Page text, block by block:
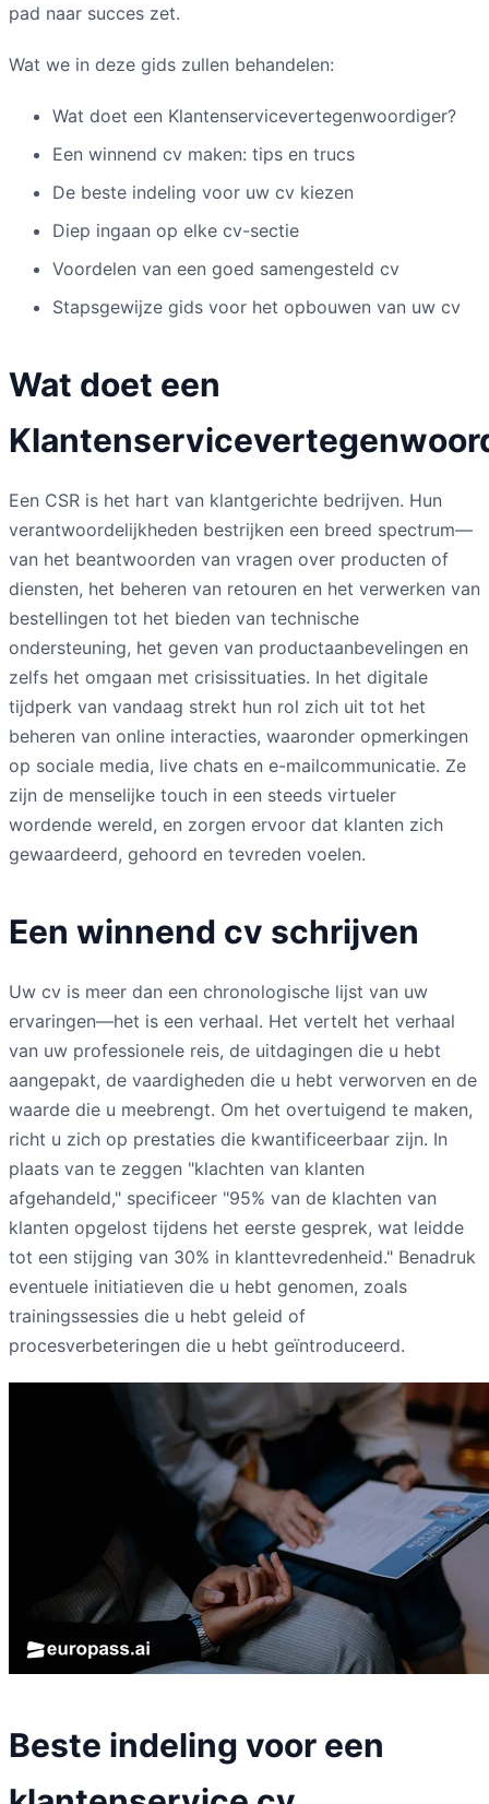
pad naar succes zet.
Wat we in deze gids zullen behandelen:
Wat doet een Klantenservicevertegenwoordiger?
Een winnend cv maken: tips en trucs
De beste indeling voor uw cv kiezen
Diep ingaan op elke cv-sectie
Voordelen van een goed samengesteld cv
Stapsgewijze gids voor het opbouwen van uw cv
Wat doet een
Een CSR is het hart van klantgerichte bedrijven. Hun
verantwoordelijkheden bestrijken een breed spectrum—
van het beantwoorden van vragen over producten of
diensten, het beheren van retouren en het verwerken van
bestellingen tot het bieden van technische
ondersteuning, het geven van productaanbevelingen en
zelfs het omgaan met crisissituaties. In het digitale
tijdperk van vandaag strekt hun rol zich uit tot het
beheren van online interacties, waaronder opmerkingen
op sociale media, live chats en e-mailcommunicatie. Ze
zijn de menselijke touch in een steeds virtueler
wordende wereld, en zorgen ervoor dat klanten zich
gewaardeerd, gehoord en tevreden voelen.
Een winnend cv schrijven
Uw cv is meer dan een chronologische lijst van uw
ervaringen—het is een verhaal. Het vertelt het verhaal
van uw professionele reis, de uitdagingen die u hebt
aangepakt, de vaardigheden die u hebt verworven en de
waarde die u meebrengt. Om het overtuigend te maken,
richt u zich op prestaties die kwantificeerbaar zijn. In
plaats van te zeggen "klachten van klanten
afgehandeld," specificeer "95% van de klachten van
klanten opgelost tijdens het eerste gesprek, wat leidde
tot een stijging van 30% in klanttevredenheid." Benadruk
eventuele initiatieven die u hebt genomen, zoals
trainingssessies die u hebt geleid of
procesverbeteringen die u hebt geïntroduceerd.
Beste indeling voor een